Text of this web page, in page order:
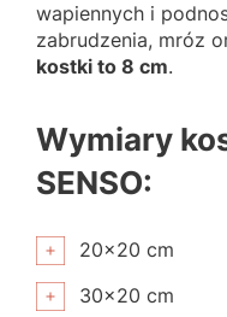
wapiennych i
zabrudzenia, mróz
kostki to 8 cm.
Wymiary
SENSO:
20×20 cm
30×20 cm